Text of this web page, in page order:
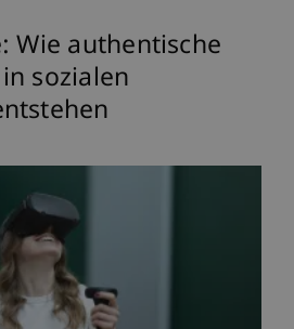
Wie authentische
sozialen